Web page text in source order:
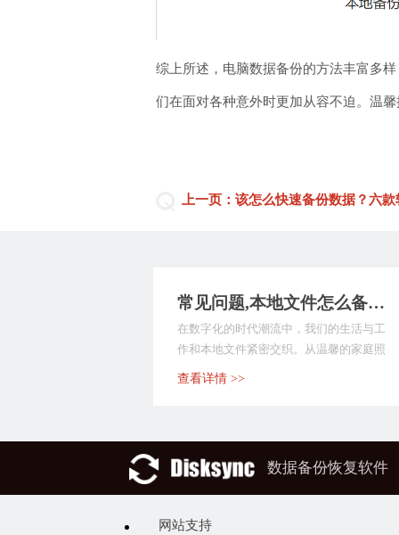
综上所述，电脑数据备份的方法丰富多
们在面对各种意外时更加从容不迫。温
上一页：该怎么快速备份数据？六
常见问题,本地文件怎么备份？以下是9种执行方法，备份文件不求人！
在数字化的时代潮流中，我们的生活与工
作和本地文件紧密交织。从温馨的家庭照
片、至关重要的工作...
查看详情 >>
数据备份恢复软件
网站支持